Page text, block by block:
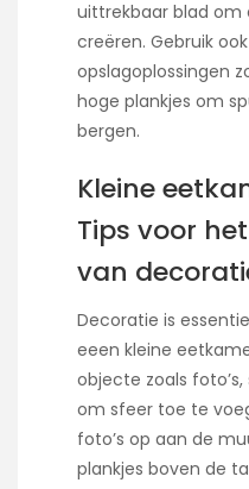
uittrekbaar blad om
creëren. Gebruik
opslagoplossingen
hoge plankjes om
bergen.
Kleine
Tips voor
van
Decoratie is
eeen kleine
objecte zoals
om sfeer toe te
foto’s op aan de
plankjes boven de